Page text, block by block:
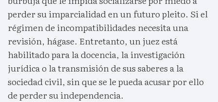
perder su imparcialidad en un futuro pleito. Si el
régimen de incompatibilidades necesita una
revisión, hágase. Entretanto, un juez está
habilitado para la docencia, la investigación
jurídica o la transmisión de sus saberes a la
sociedad civil, sin que se le pueda acusar por ello
de perder su independencia.